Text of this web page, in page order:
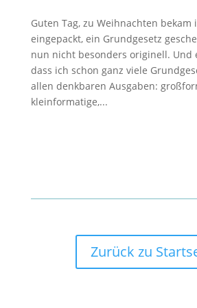
Guten Tag, zu Weihnachten
eingepackt, ein Grundgesetz
nun nicht besonders originell. Und
dass ich schon ganz viele
allen denkbaren Ausgaben:
kleinformatige,...
Zurück zu